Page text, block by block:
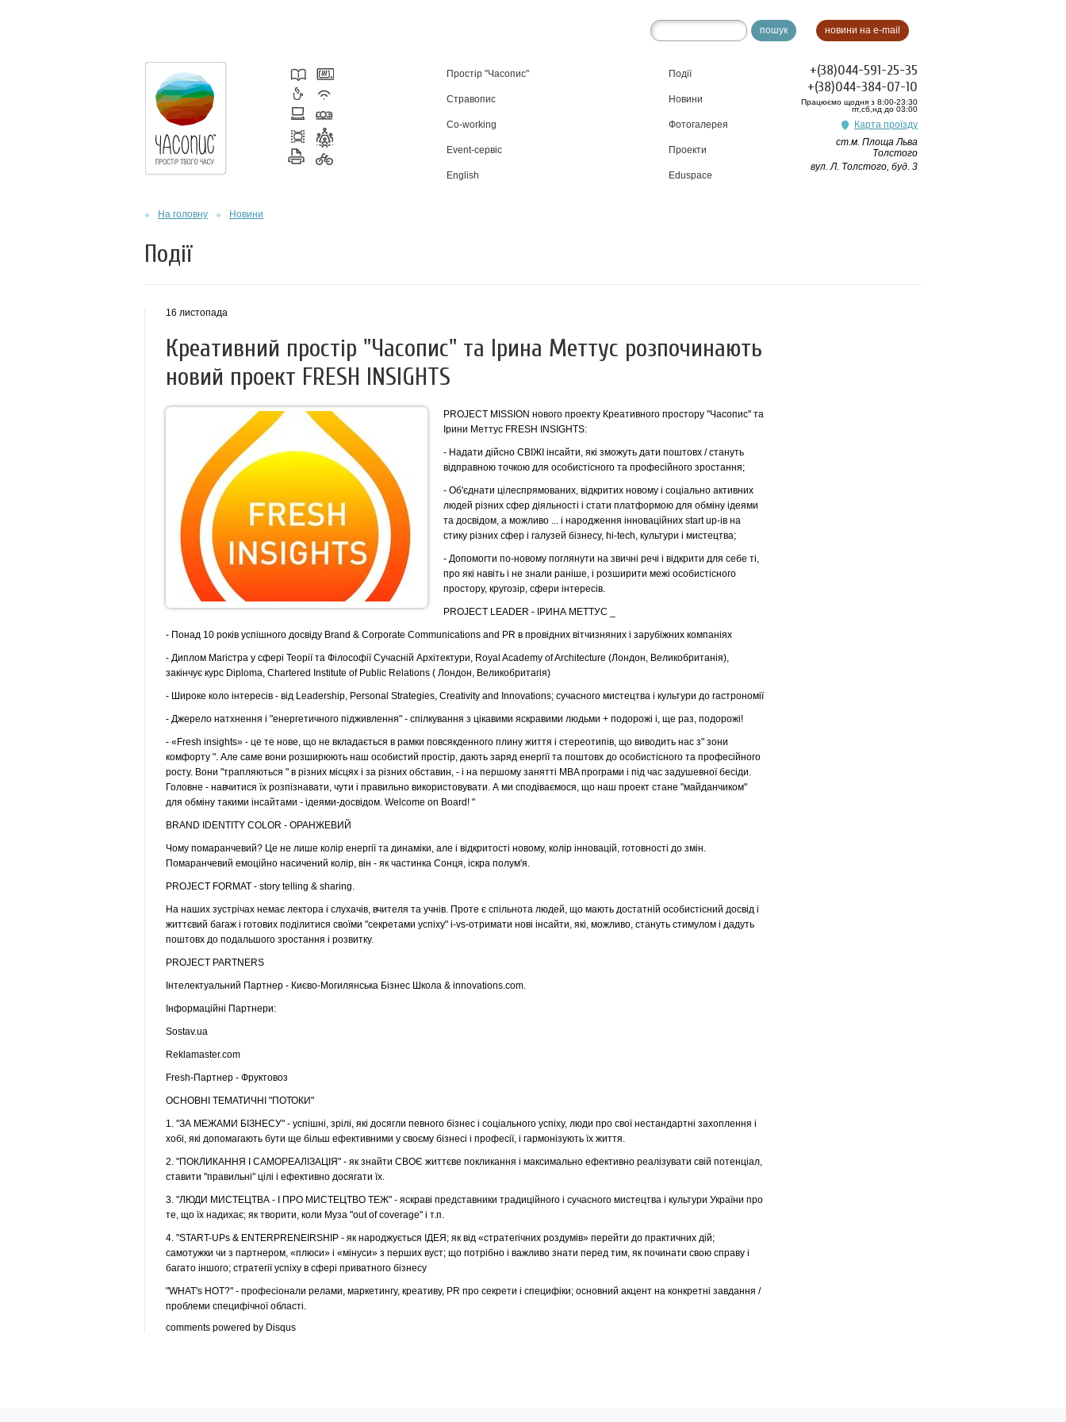
новини на e-mail
пошук
Простір "Часопис" Події
Стравопис Новини
Co-working Фотогалерея
Event-сервіс Проекти
English Eduspace
+(38)044-591-25-35
+(38)044-384-07-10
Працюємо щодня з 8:00-23:30
пт,сб,нд до 03:00
Карта проїзду
ст.м. Площа Льва
Толстого
вул. Л. Толстого, буд. 3
На головну Новини
Події
16 листопада
Креативний простір "Часопис" та Ірина Меттус розпочинають
новий проект FRESH INSIGHTS
PROJECT MISSION нового проекту Креативного простору "Часопис" та
Ірини Меттус FRESH INSIGHTS:
- Надати дійсно СВІЖІ інсайти, які зможуть дати поштовх / стануть
відправною точкою для особистісного та професійного зростання;
- Об'єднати цілеспрямованих, відкритих новому і соціально активних
людей різних сфер діяльності і стати платформою для обміну ідеями
та досвідом, а можливо ... і народження інноваційних start up-ів на
стику різних сфер і галузей бізнесу, hi-tech, культури і мистецтва;
- Допомогти по-новому поглянути на звичні речі і відкрити для себе ті,
про які навіть і не знали раніше, і розширити межі особистісного
простору, кругозір, сфери інтересів.
PROJECT LEADER - ІРИНА МЕТТУС _
- Понад 10 років успішного досвіду Brand & Corporate Communications and PR в провідних вітчизняних і зарубіжних компаніях
- Диплом Mагістра у сфері Теорії та Філософії Сучасній Архітектури, Royal Academy of Architecture (Лондон, Великобританія),
закінчує курс Diploma, Chartered Institute of Public Relations ( Лондон, Великобритагія)
- Широке коло інтересів - від Leadership, Personal Strategies, Creativity and Innovations; сучасного мистецтва і культури до гастрономії
- Джерело натхнення і "енергетичного підживлення" - спілкування з цікавими яскравими людьми + подорожі і, ще раз, подорожі!
- «Fresh insights» - це те нове, що не вкладається в рамки повсякденного плину життя і стереотипів, що виводить нас з" зони
комфорту ". Але саме вони розширюють наш особистий простір, дають заряд енергії та поштовх до особистісного та професійного
росту. Вони "трапляються " в різних місцях і за різних обставин, - і на першому занятті MBA програми і під час задушевної бесіди.
Головне - навчитися їх розпізнавати, чути і правильно використовувати. А ми сподіваємося, що наш проект стане "майданчиком"
для обміну такими інсайтами - ідеями-досвідом. Welcome on Board! "
BRAND IDENTITY COLOR - ОРАНЖЕВИЙ
Чому помаранчевий? Це не лише колір енергії та динаміки, але і відкритості новому, колір інновацій, готовності до змін.
Помаранчевий емоційно насичений колір, він - як частинка Сонця, іскра полум'я.
PROJECT FORMAT - story telling & sharing.
На наших зустрічах немає лектора і слухачів, вчителя та учнів. Проте є спільнота людей, що мають достатній особистісний досвід і
життєвий багаж і готових поділитися своїми "секретами успіху" і-vs-отримати нові інсайти, які, можливо, стануть стимулом і дадуть
поштовх до подальшого зростання і розвитку.
PROJECT PARTNERS
Інтелектуальний Партнер - Києво-Могилянська Бізнес Школа & innovations.com.
Інформаційні Партнери:
Sostav.ua
Reklamaster.com
Fresh-Партнер - Фруктовоз
ОСНОВНІ ТЕМАТИЧНІ "ПОТОКИ"
1. "ЗА МЕЖАМИ БІЗНЕСУ" - успішні, зрілі, які досягли певного бізнес і соціального успіху, люди про свої нестандартні захоплення і
хобі, які допомагають бути ще більш ефективними у своєму бізнесі і професії, і гармонізують їх життя.
2. "ПОКЛИКАННЯ І САМОРЕАЛІЗАЦІЯ" - як знайти СВОЄ життєве покликання і максимально ефективно реалізувати свій потенціал,
ставити "правильні" цілі і ефективно досягати їх.
3. "ЛЮДИ МИСТЕЦТВА - І ПРО МИСТЕЦТВО ТЕЖ" - яскраві представники традиційного і сучасного мистецтва і культури України про
те, що їх надихає; як творити, коли Муза "out of coverage" і т.п.
4. "START-UPs & ENTERPRENEIRSHIP - як народжується ІДЕЯ; як від «стратегічних роздумів» перейти до практичних дій;
самотужки чи з партнером, «плюси» і «мінуси» з перших вуст; що потрібно і важливо знати перед тим, як починати свою справу і
багато іншого; стратегії успіху в сфері приватного бізнесу
"WHAT's HOT?" - професіонали релами, маркетингу, креативу, PR про секрети і специфіки; основний акцент на конкретні завдання /
проблеми специфічної області.
comments powered by Disqus